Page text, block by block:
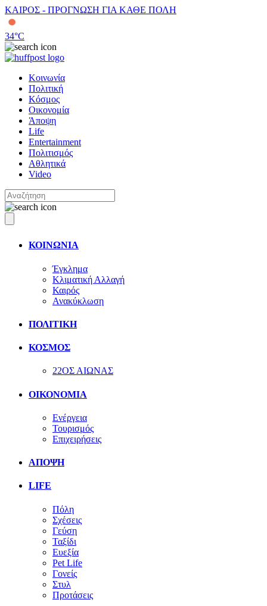
ΚΑΙΡΟΣ - ΠΡΟΓΝΩΣΗ ΓΙΑ ΚΑΘΕ ΠΟΛΗ
34°C
Κοινωνία
Πολιτική
Κόσμος
Οικονομία
Άποψη
Life
Entertainment
Πολιτισμός
Αθλητικά
Video
ΚΟΙΝΩΝΙΑ
Έγκλημα
Κλιματική Αλλαγή
Καιρός
Ανακύκλωση
ΠΟΛΙΤΙΚΗ
ΚΟΣΜΟΣ
22ΟΣ ΑΙΩΝΑΣ
ΟΙΚΟΝΟΜΙΑ
Ενέργεια
Τουρισμός
Επιχειρήσεις
ΑΠΟΨΗ
LIFE
Πόλη
Σχέσεις
Γεύση
Ταξίδι
Ευεξία
Pet Life
Γονείς
Στυλ
Προτάσεις